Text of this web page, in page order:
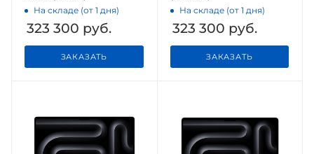
На складе (от 1 дня)
323 300 руб.
ЗАКАЗАТЬ
На складе (от 1 дня)
323 300 руб.
ЗАКАЗАТЬ